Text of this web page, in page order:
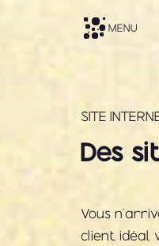
MENU
SITE
Des
Vous
client idéal,